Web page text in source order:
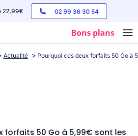
22,99€ 02 99 36 30 54
Bons plans
Actualité Pourquoi ces deux forfaits 50 Go à
forfaits 50 Go à 5,99€ sont les